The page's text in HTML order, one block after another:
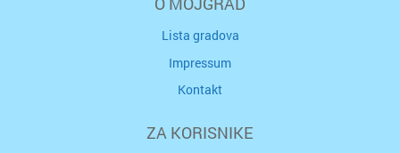
Lista gradova
Impressum
Kontakt
ZA KORISNIKE